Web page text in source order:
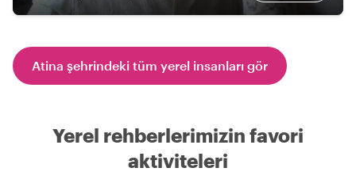
Atina şehrindeki tüm yerel insanları gör
Yerel rehberlerimizin favori
aktiviteleri